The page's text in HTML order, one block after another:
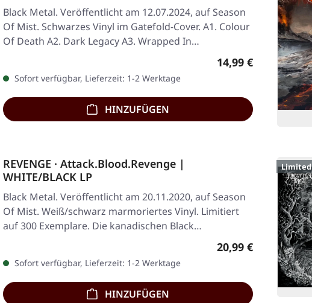
Black Metal. Veröffentlicht am 12.07.2024, auf Season
Of Mist. Schwarzes Vinyl im Gatefold-Cover. A1. Colour
Of Death A2. Dark Legacy A3. Wrapped In…
Regulärer Preis:
14,99 €
Sofort verfügbar, Lieferzeit: 1-2 Werktage
HINZUFÜGEN
REVENGE · Attack.Blood.Revenge |
WHITE/BLACK LP
Black Metal. Veröffentlicht am 20.11.2020, auf Season
Of Mist. Weiß/schwarz marmoriertes Vinyl. Limitiert
auf 300 Exemplare. Die kanadischen Black…
Regulärer Preis:
20,99 €
Sofort verfügbar, Lieferzeit: 1-2 Werktage
HINZUFÜGEN
Limited